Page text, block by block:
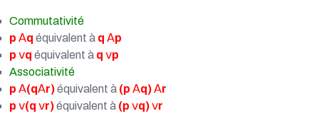
Commutativité
p 𝖠q équivalent à q 𝖠p
p 𝗏q équivalent à q 𝗏p
Associativité
p 𝖠(q𝖠r)équivalent à (p 𝖠q)𝖠r
p 𝗏(q 𝗏r)équivalent à (p 𝗏q)𝗏r